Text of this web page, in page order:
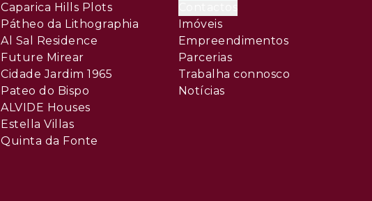
Caparica Hills Plots
Pátheo da Lithographia
Al Sal Residence
Future Mirear
Cidade Jardim 1965
Pateo do Bispo
ALVIDE Houses
Estella Villas
Quinta da Fonte
Imóveis
Empreendimentos
Parcerias
Trabalha connosco
Notícias